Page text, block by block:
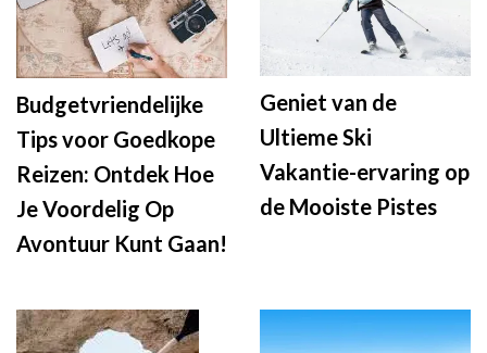
Budgetvriendelijke
Tips voor Goedkope
Reizen: Ontdek Hoe
Je Voordelig Op
Avontuur Kunt Gaan!
Geniet van de
Ultieme Ski
Vakantie-ervaring op
de Mooiste Pistes